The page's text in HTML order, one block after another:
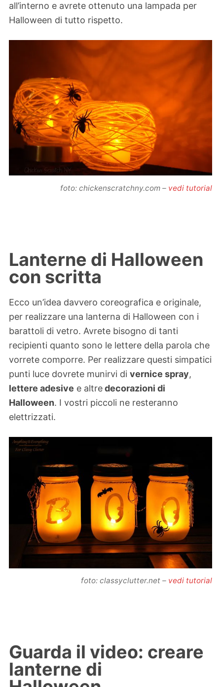
all’interno e avrete ottenuto una lampada per
Halloween di tutto rispetto.
foto: chickenscratchny.com – vedi tutorial
Lanterne di Halloween
con scritta
Ecco un’idea davvero coreografica e originale,
per realizzare una lanterna di Halloween con i
barattoli di vetro. Avrete bisogno di tanti
recipienti quanto sono le lettere della parola che
vorrete comporre. Per realizzare questi simpatici
punti luce dovrete munirvi di vernice spray,
lettere adesive e altredecorazioni di
Halloween. I vostri piccoli ne resteranno
elettrizzati.
foto: classyclutter.net – vedi tutorial
Guarda il video: creare
lanterne di